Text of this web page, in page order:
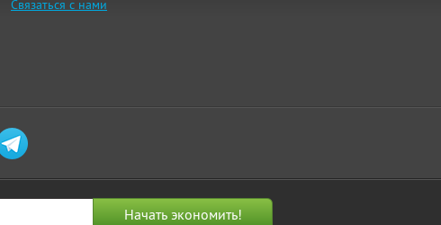
Связаться с нами